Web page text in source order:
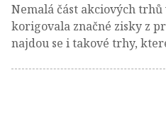
Nemalá část akciových trhů
korigovala značné zisky z
najdou se i takové trhy,